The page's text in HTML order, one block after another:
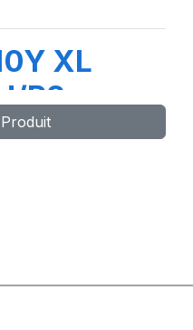
XL
P2